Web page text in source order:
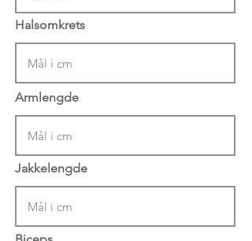
Halsomkrets
Armlengde
Jakkelengde